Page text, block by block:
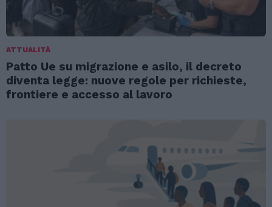
ATTUALITÀ
Patto Ue su migrazione e asilo, il decreto
diventa legge: nuove regole per richieste,
frontiere e accesso al lavoro